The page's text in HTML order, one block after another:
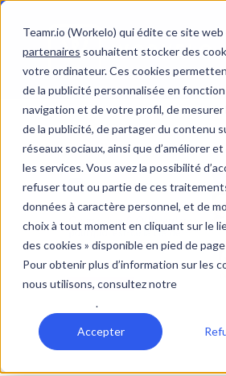
Teamr.io (Workelo) qui édite ce site
partenaires souhaitent stocker des
votre ordinateur. Ces cookies
de la publicité personnalisée en
navigation et de votre profil, de mesurer
de la publicité, de partager du contenu
réseaux sociaux, ainsi que d’améliorer
les services. Vous avez la possibilité
refuser tout ou partie de ces
données à caractère personnel, et de
choix à tout moment en cliquant sur le
des cookies » disponible en pied de
Pour obtenir plus d’information sur les
nous utilisons, consultez notre
.
Accepter